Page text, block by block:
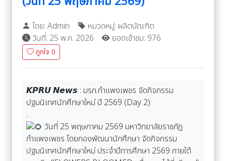
โดย: Admin
หมวดหมู่: ผลิตบัณฑิต
วันที่: 25 พ.ค. 2026
ยอดเข้าชม: 976
ถูกใจ 0
𝙆𝙋𝙍𝙐 𝙉𝙚𝙬𝙨 : มรภ.กำแพงเพชร จัดกิจกรรม
ปฐมนิเทศนักศึกษาใหม่ ปี 2569 (Day 2)
.
วันที่ 25 พฤษภาคม 2569 มหาวิทยาลัยราชภัฏ
กำแพงเพชร โดยกองพัฒนานักศึกษา จัดกิจกรรม
ปฐมนิเทศนักศึกษาใหม่ ประจำปีการศึกษา 2569 ภายใต้